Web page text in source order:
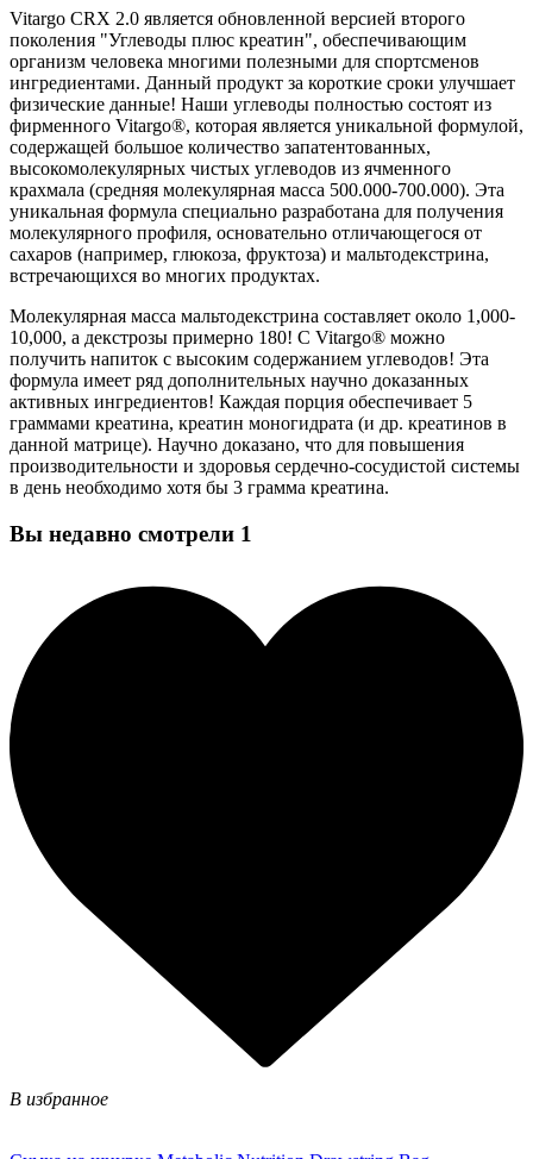
Vitargo CRX 2.0 является обновленной версией второго
поколения "Углеводы плюс креатин", обеспечивающим
организм человека многими полезными для спортсменов
ингредиентами. Данный продукт за короткие сроки улучшает
физические данные! Наши углеводы полностью состоят из
фирменного Vitargo®, которая является уникальной формулой,
содержащей большое количество запатентованных,
высокомолекулярных чистых углеводов из ячменного
крахмала (средняя молекулярная масса 500.000-700.000). Эта
уникальная формула специально разработана для получения
молекулярного профиля, основательно отличающегося от
сахаров (например, глюкоза, фруктоза) и мальтодекстрина,
встречающихся во многих продуктах.
Молекулярная масса мальтодекстрина составляет около 1,000-
10,000, а декстрозы примерно 180! С Vitargo® можно
получить напиток с высоким содержанием углеводов! Эта
формула имеет ряд дополнительных научно доказанных
активных ингредиентов! Каждая порция обеспечивает 5
граммами креатина, креатин моногидрата (и др. креатинов в
данной матрице). Научно доказано, что для повышения
производительности и здоровья сердечно-сосудистой системы
в день необходимо хотя бы 3 грамма креатина.
Вы недавно смотрели 1
В избранное